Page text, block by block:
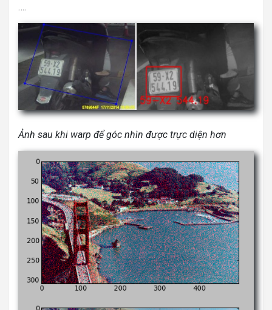
….
Ảnh sau khi warp để góc nhìn được trực diện hơn